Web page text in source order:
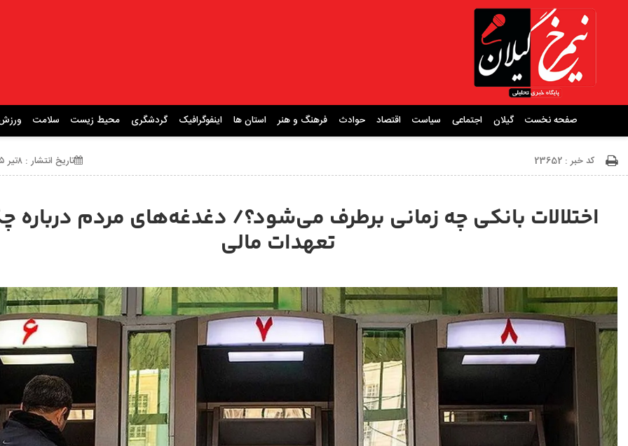
صفحه نخست گیلان اجتماعی سیاست اقتصاد حوادث فرهنگ و هنر استان ها اینفوگرافیک گردشگری محیط زیست سلامت
کد خبر : 23652 تاریخ انتشار : ۸تیر ۱۴۰۵ ساعت 13:33
اختلالات بانکی چه زمانی برطرف می‌شود؟/ دغدغه‌های مردم درباره
تعهدات مالی